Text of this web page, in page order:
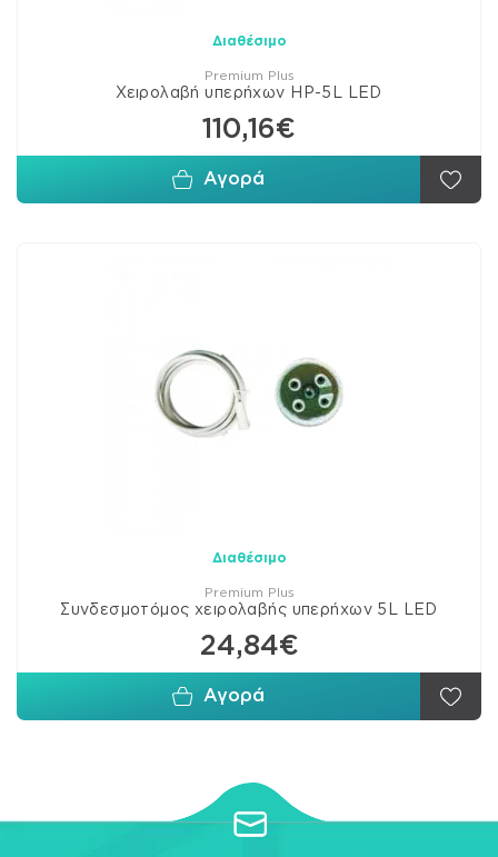
Διαθέσιμο
Premium Plus
Χειρολαβή υπερήχων HP-5L LED
110,16€
Αγορά
Διαθέσιμο
Premium Plus
Συνδεσμοτόμος χειρολαβής υπερήχων 5L LED
24,84€
Αγορά